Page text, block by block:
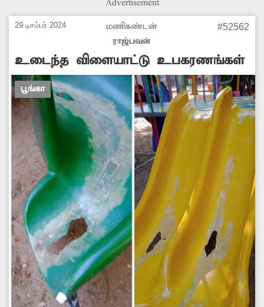
Advertisement
29 டிசம்பர் 2024
மணிகண்டன்
ராஜ்பவன்
#52562
உடைந்த விளையாட்டு உபகரணங்கள்
பூங்கா